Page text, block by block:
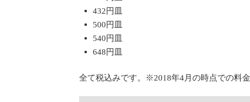
432円皿
500円皿
540円皿
648円皿
全て税込みです。※2018年4月の時点での料金